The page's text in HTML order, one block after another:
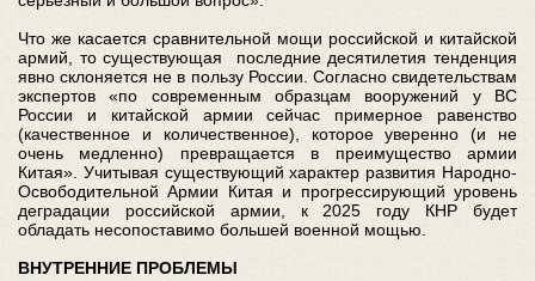
Что же касается сравнительной мощи российской и китайской
армий, то существующая последние десятилетия тенденция
явно склоняется не в пользу России. Согласно свидетельствам
экспертов «по современным образцам вооружений у ВС
России и китайской армии сейчас примерное равенство
(качественное и количественное), которое уверенно (и не
очень медленно) превращается в преимущество армии
Китая». Учитывая существующий характер развития Народно-
Освободительной Армии Китая и прогрессирующий уровень
деградации российской армии, к 2025 году КНР будет
обладать несопоставимо большей военной мощью.
ВНУТРЕННИЕ ПРОБЛЕМЫ